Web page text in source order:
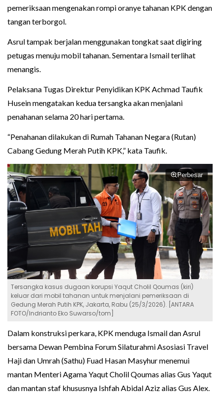
pemeriksaan mengenakan rompi oranye tahanan KPK dengan
tangan terborgol.
Asrul tampak berjalan menggunakan tongkat saat digiring
petugas menuju mobil tahanan. Sementara Ismail terlihat
menangis.
Pelaksana Tugas Direktur Penyidikan KPK Achmad Taufik
Husein mengatakan kedua tersangka akan menjalani
penahanan selama 20 hari pertama.
“Penahanan dilakukan di Rumah Tahanan Negara (Rutan)
Cabang Gedung Merah Putih KPK,” kata Taufik.
Perbesar
Tersangka kasus dugaan korupsi Yaqut Cholil Qoumas (kiri)
keluar dari mobil tahanan untuk menjalani pemeriksaan di
Gedung Merah Putih KPK, Jakarta, Rabu (25/3/2026). [ANTARA
FOTO/Indrianto Eko Suwarso/tom]
Dalam konstruksi perkara, KPK menduga Ismail dan Asrul
bersama Dewan Pembina Forum Silaturahmi Asosiasi Travel
Haji dan Umrah (Sathu) Fuad Hasan Masyhur menemui
mantan Menteri Agama Yaqut Cholil Qoumas alias Gus Yaqut
dan mantan staf khususnya Ishfah Abidal Aziz alias Gus Alex.